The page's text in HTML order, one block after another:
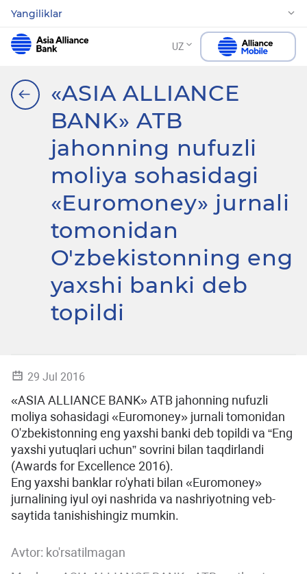
Yangiliklar
UZ
«ASIA ALLIANCE
BANK» ATB
jahonning nufuzli
moliya sohasidagi
«Euromoney» jurnali
tomonidan
O'zbekistonning eng
yaxshi banki deb
topildi
29 Jul 2016
«ASIA ALLIANCE BANK» ATB jahonning nufuzli
moliya sohasidagi «Euromoney» jurnali tomonidan
O'zbekistonning eng yaxshi banki deb topildi va “Eng
yaxshi yutuqlari uchun” sovrini bilan taqdirlandi
(Awards for Excellence 2016).
Eng yaxshi banklar ro'yhati bilan «Euromoney»
jurnalining iyul oyi nashrida va nashriyotning veb-
saytida tanishishingiz mumkin.
Avtor: ko'rsatilmagan